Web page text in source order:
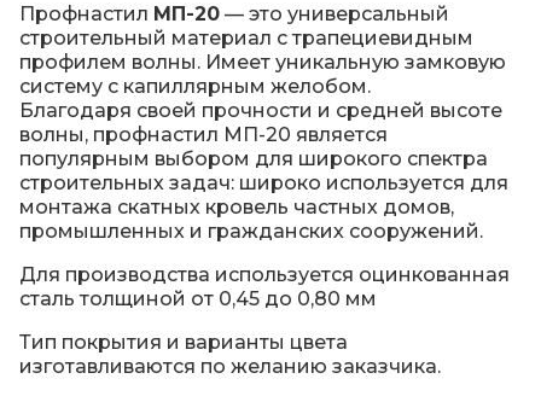
Профнастил МП-20 — это универсальный
строительный материал с трапециевидным
профилем волны. Имеет уникальную замковую
систему с капиллярным желобом.
Благодаря своей прочности и средней высоте
волны, профнастил МП-20 является
популярным выбором для широкого спектра
строительных задач: широко используется для
монтажа скатных кровель частных домов,
промышленных и гражданских сооружений.
Для производства используется оцинкованная
сталь толщиной от 0,45 до 0,80 мм
Тип покрытия и варианты цвета
изготавливаются по желанию заказчика.